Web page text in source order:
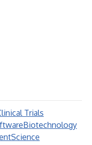
Trials
Biotechnology
Science